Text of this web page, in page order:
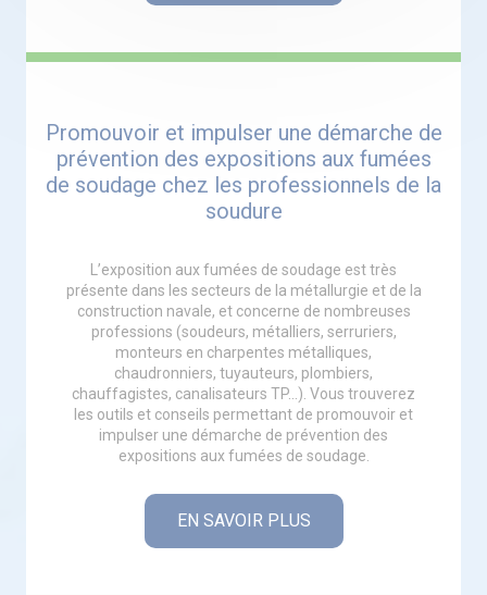
Promouvoir et impulser une démarche de
prévention des expositions aux fumées
de soudage chez les professionnels de la
soudure
L’exposition aux fumées de soudage est très
présente dans les secteurs de la métallurgie et de la
construction navale, et concerne de nombreuses
professions (soudeurs, métalliers, serruriers,
monteurs en charpentes métalliques,
chaudronniers, tuyauteurs, plombiers,
chauffagistes, canalisateurs TP…). Vous trouverez
les outils et conseils permettant de promouvoir et
impulser une démarche de prévention des
expositions aux fumées de soudage.
EN SAVOIR PLUS